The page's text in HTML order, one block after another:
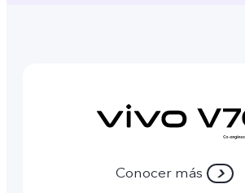
Conocer más